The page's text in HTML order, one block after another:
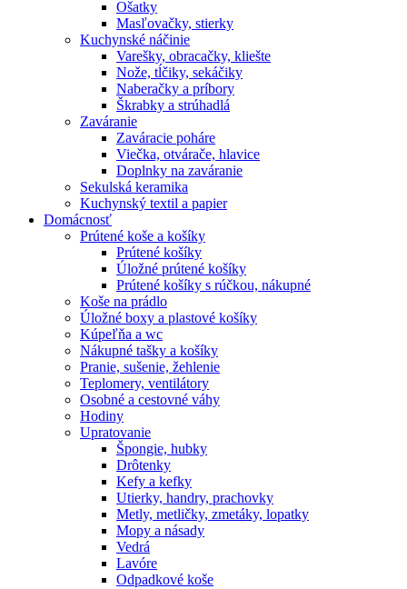
Ošatky
Masľovačky, stierky
Kuchynské náčinie
Varešky, obracačky, kliešte
Nože, tĺčiky, sekáčiky
Naberačky a príbory
Škrabky a strúhadlá
Zaváranie
Zaváracie poháre
Viečka, otvárače, hlavice
Doplnky na zaváranie
Sekulská keramika
Kuchynský textil a papier
Domácnosť
Prútené koše a košíky
Prútené košíky
Úložné prútené košíky
Prútené košíky s rúčkou, nákupné
Koše na prádlo
Úložné boxy a plastové košíky
Kúpeľňa a wc
Nákupné tašky a košíky
Pranie, sušenie, žehlenie
Teplomery, ventilátory
Osobné a cestovné váhy
Hodiny
Upratovanie
Špongie, hubky
Drôtenky
Kefy a kefky
Utierky, handry, prachovky
Metly, metličky, zmetáky, lopatky
Mopy a násady
Vedrá
Lavóre
Odpadkové koše